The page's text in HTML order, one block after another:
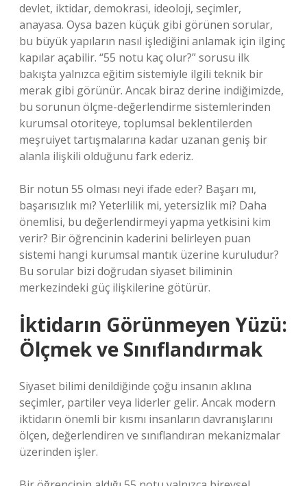
devlet, iktidar, demokrasi, ideoloji, seçimler,
anayasa. Oysa bazen küçük gibi görünen sorular,
bu büyük yapıların nasıl işlediğini anlamak için ilginç
kapılar açabilir. “55 notu kaç olur?” sorusu ilk
bakışta yalnızca eğitim sistemiyle ilgili teknik bir
merak gibi görünür. Ancak biraz derine indiğimizde,
bu sorunun ölçme-değerlendirme sistemlerinden
kurumsal otoriteye, toplumsal beklentilerden
meşruiyet tartışmalarına kadar uzanan geniş bir
alanla ilişkili olduğunu fark ederiz.
Bir notun 55 olması neyi ifade eder? Başarı mı,
başarısızlık mı? Yeterlilik mi, yetersizlik mi? Daha
önemlisi, bu değerlendirmeyi yapma yetkisini kim
verir? Bir öğrencinin kaderini belirleyen puan
sistemi hangi kurumsal mantık üzerine kuruludur?
Bu sorular bizi doğrudan siyaset biliminin
merkezindeki güç ilişkilerine götürür.
İktidarın Görünmeyen Yüzü:
Ölçmek ve Sınıflandırmak
Siyaset bilimi denildiğinde çoğu insanın aklına
seçimler, partiler veya liderler gelir. Ancak modern
iktidarın önemli bir kısmı insanların davranışlarını
ölçen, değerlendiren ve sınıflandıran mekanizmalar
üzerinden işler.